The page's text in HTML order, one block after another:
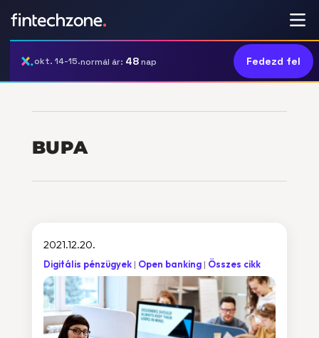
okt. 14-15.normál ár: 48nap Fedezd fel
BUPA
2021.12.20.
Digitális pénzügyek Open banking Összes cikk